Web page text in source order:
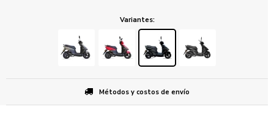
Variantes:
Métodos y costos de envío